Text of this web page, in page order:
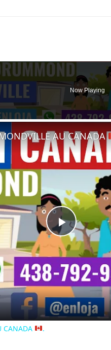
Now Playing
Play
Video
AU CANADA
CANADA .